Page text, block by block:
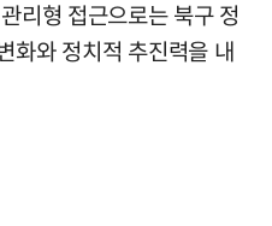
리형 접근으로는 북구 정
화와 정치적 추진력을 내